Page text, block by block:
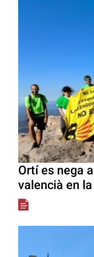
Ortí es nega
valencià en